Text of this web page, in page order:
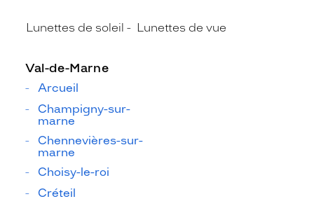
Lunettes de soleil Lunettes de vue
Val-de-Marne
Arcueil
Champigny-sur-
marne
Chennevières-sur-
marne
Choisy-le-roi
Créteil